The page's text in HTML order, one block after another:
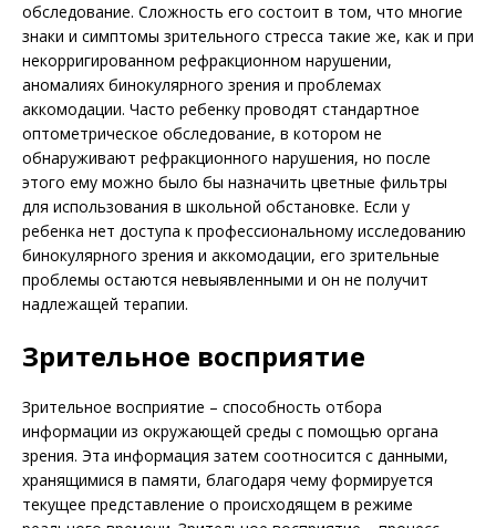
обследование. Сложность его состоит в том, что многие
знаки и симптомы зрительного стресса такие же, как и при
некорригированном рефракционном нарушении,
аномалиях бинокулярного зрения и проблемах
аккомодации. Часто ребенку проводят стандартное
оптометрическое обследование, в котором не
обнаруживают ре­фракционного нарушения, но после
этого ему можно было бы назначить цветные фильтры
для использования в школьной обстановке. Если у
ребенка нет доступа к профессиональному исследованию
бинокулярного зрения и аккомодации, его зрительные
проблемы остаются невыявленными и он не получит
надлежащей терапии.
Зрительное восприятие
Зрительное восприятие – способность отбора
информации из окружающей среды с помощью органа
зрения. Эта информация затем соотносится с данными,
хранящимися в памяти, благодаря чему формируется
текущее представление о происходящем в режиме